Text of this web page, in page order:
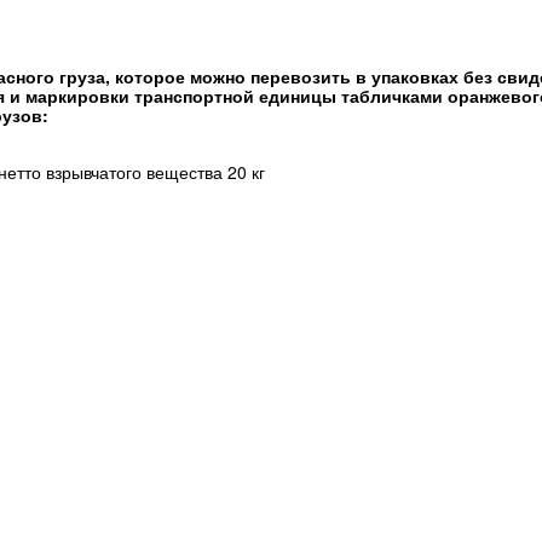
груза, которое можно перевозить в упаковках без
маркировки транспортной единицы табличками
взрывчатого вещества 20 кг